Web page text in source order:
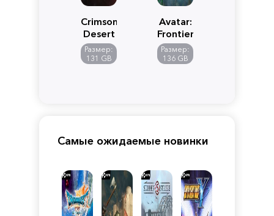
Crimson
Desert
Размер:
131 GB
Avatar:
Frontiers
of
Pandora
Размер:
136 GB
Самые ожидаемые новинки